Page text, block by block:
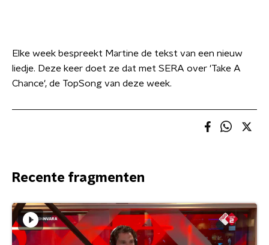
Elke week bespreekt Martine de tekst van een nieuw
liedje. Deze keer doet ze dat met SERA over 'Take A
Chance', de TopSong van deze week.
Recente fragmenten